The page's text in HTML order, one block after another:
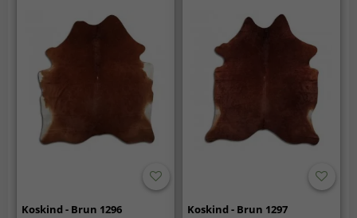
Koskind - Brun 1296 Koskind - Brun 1297